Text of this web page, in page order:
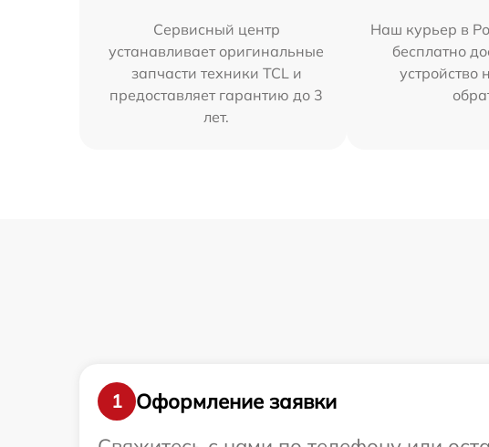
Сервисный центр
устанавливает оригинальные
запчасти техники TCL и
предоставляет гарантию до 3
лет.
Наш курьер в
бесплатно
устройство
1
Оформление заявки